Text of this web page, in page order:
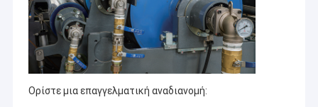
Ορίστε μια επαγγελματική αναδιανομή: